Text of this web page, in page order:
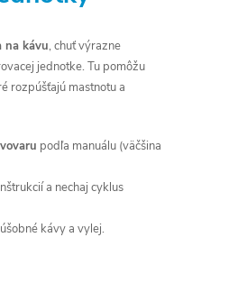
na kávu, chuť výrazne
jednotke. Tu pomôžu
rozpúšťajú mastnotu a
podľa manuálu (väčšina
a nechaj cyklus
kávy a vylej.